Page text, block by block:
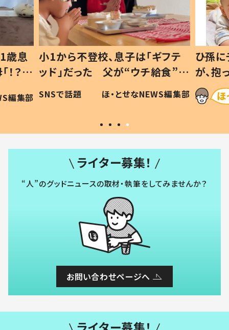
歳息
？」
編集部
小1から不登校、息子は「ギフテ
ッド」だった 父が“ウチ給食”を
作り続ける理由とは #令和の親
#令和の子
SNSで話題 ほ・とせなNEWS編集部
ひ孫
が、
「涙が
い」
ライター募集！
“人”のグッドニュースの取材・執筆をしてみませんか？
お問い合わせページへ